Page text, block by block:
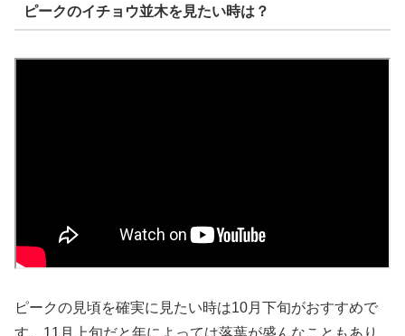
ピークのイチョウ並木を見たい時は？
ピークの見頃を確実に見たい時は10月下旬がおすすめで
す。11月上旬だと年によっては落葉が盛んなこともあり